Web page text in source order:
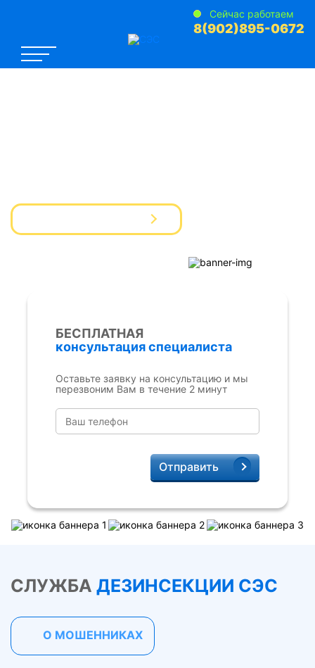
Сейчас работаем
8(902)895-0672
БЕСПЛАТНАЯ
консультация специалиста
Оставьте заявку на консультацию и мы
перезвоним Вам в течение 2 минут
Отправить
СЛУЖБА ДЕЗИНСЕКЦИИ СЭС
О МОШЕННИКАХ